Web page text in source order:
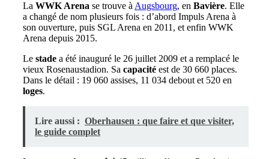
La WWK Arena se trouve à Augsbourg, en Bavière. Elle
a changé de nom plusieurs fois : d’abord Impuls Arena à
son ouverture, puis SGL Arena en 2011, et enfin WWK
Arena depuis 2015.
Le stade a été inauguré le 26 juillet 2009 et a remplacé le
vieux Rosenaustadion. Sa capacité est de 30 660 places.
Dans le détail : 19 060 assises, 11 034 debout et 520 en
loges.
Lire aussi : Oberhausen : que faire et que visiter,
le guide complet